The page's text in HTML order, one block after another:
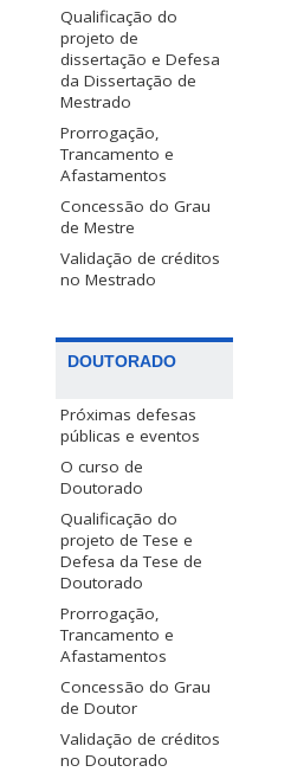
Qualificação do
projeto de
dissertação e Defesa
da Dissertação de
Mestrado
Prorrogação,
Trancamento e
Afastamentos
Concessão do Grau
de Mestre
Validação de créditos
no Mestrado
DOUTORADO
Próximas defesas
públicas e eventos
O curso de
Doutorado
Qualificação do
projeto de Tese e
Defesa da Tese de
Doutorado
Prorrogação,
Trancamento e
Afastamentos
Concessão do Grau
de Doutor
Validação de créditos
no Doutorado